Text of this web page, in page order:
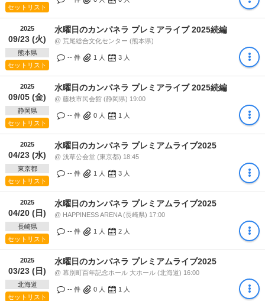
セットリスト
2025
09/23 (火)
熊本県
セットリスト
水曜日のカンパネラ プレミアライブ 2025続編
@ 荒尾総合文化センター (熊本県)
-- 件 1 人 3 人
2025
09/05 (金)
静岡県
セットリスト
水曜日のカンパネラ プレミアライブ 2025続編
@ 藤枝市民会館 (静岡県) 19:00
-- 件 0 人 1 人
2025
04/23 (水)
東京都
セットリスト
水曜日のカンパネラ プレミアムライブ2025
@ 浅草公会堂 (東京都) 18:45
-- 件 1 人 3 人
2025
04/20 (日)
長崎県
セットリスト
水曜日のカンパネラ プレミアムライブ2025
@ HAPPINESS ARENA (長崎県) 17:00
-- 件 1 人 2 人
2025
03/23 (日)
北海道
セットリスト
水曜日のカンパネラ プレミアムライブ2025
@ 幕別町百年記念ホール 大ホール (北海道) 16:00
-- 件 0 人 1 人